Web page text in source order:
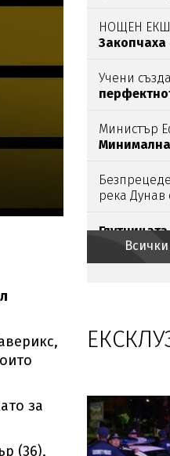
за
(36),
НОЩЕН
Закопчаха
бясна гонка
Учени
Министър
река Дунав
Край на
Токовудар